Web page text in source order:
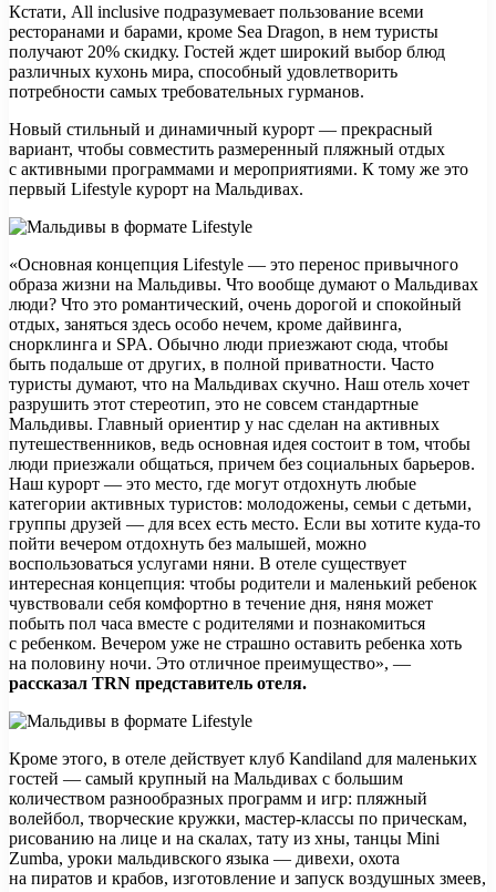
Кстати, All inclusive подразумевает пользование всеми
ресторанами и барами, кроме Sea Dragon, в нем туристы
получают 20% скидку. Гостей ждет широкий выбор блюд
различных кухонь мира, способный удовлетворить
потребности самых требовательных гурманов.
Новый стильный и динамичный курорт — прекрасный
вариант, чтобы совместить размеренный пляжный отдых
с активными программами и мероприятиями. К тому же это
первый Lifestyle курорт на Мальдивах.
«Основная концепция Lifestyle — это перенос привычного
образа жизни на Мальдивы. Что вообще думают о Мальдивах
люди? Что это романтический, очень дорогой и спокойный
отдых, заняться здесь особо нечем, кроме дайвинга,
снорклинга и SPA. Обычно люди приезжают сюда, чтобы
быть подальше от других, в полной приватности. Часто
туристы думают, что на Мальдивах скучно. Наш отель хочет
разрушить этот стереотип, это не совсем стандартные
Мальдивы. Главный ориентир у нас сделан на активных
путешественников, ведь основная идея состоит в том, чтобы
люди приезжали общаться, причем без социальных барьеров.
Наш курорт — это место, где могут отдохнуть любые
категории активных туристов: молодожены, семьи с детьми,
группы друзей — для всех есть место. Если вы хотите куда-то
пойти вечером отдохнуть без малышей, можно
воспользоваться услугами няни. В отеле существует
интересная концепция: чтобы родители и маленький ребенок
чувствовали себя комфортно в течение дня, няня может
побыть пол часа вместе с родителями и познакомиться
с ребенком. Вечером уже не страшно оставить ребенка хоть
на половину ночи. Это отличное преимущество», —
рассказал TRN представитель отеля.
Кроме этого, в отеле действует клуб Kandiland для маленьких
гостей — самый крупный на Мальдивах с большим
количеством разнообразных программ и игр: пляжный
волейбол, творческие кружки, мастер-классы по прическам,
рисованию на лице и на скалах, тату из хны, танцы Mini
Zumba, уроки мальдивского языка — дивехи, охота
на пиратов и крабов, изготовление и запуск воздушных змеев,